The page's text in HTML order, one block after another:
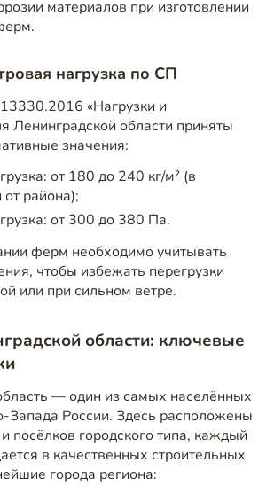
материалов при изготовлении
нагрузка по СП
«Нагрузки и
Ленинградской области приняты
значения:
от 180 до 240 кг/м² (в
района);
от 300 до 380 Па.
ферм необходимо учитывать
чтобы избежать перегрузки
или при сильном ветре.
области: ключевые
— один из самых населённых
Запада России. Здесь расположены
посёлков городского типа, каждый
в качественных строительных
города региона: